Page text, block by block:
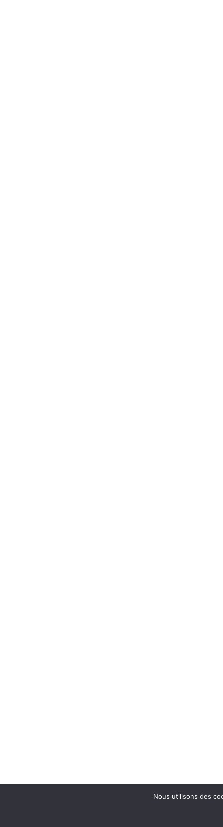
Nous utilisons des